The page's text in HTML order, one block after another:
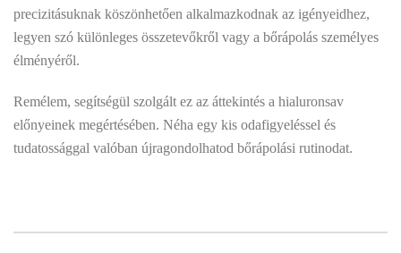
precizitásuknak köszönhetően alkalmazkodnak az igényeidhez,
legyen szó különleges összetevőkről vagy a bőrápolás személyes
élményéről.
Remélem, segítségül szolgált ez az áttekintés a hialuronsav
előnyeinek megértésében. Néha egy kis odafigyeléssel és
tudatossággal valóban újragondolhatod bőrápolási rutinodat.